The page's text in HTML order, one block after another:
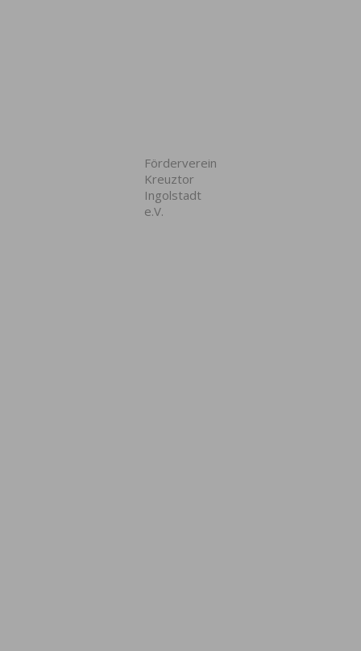
Förderverein
Kreuztor
Ingolstadt
e.V.